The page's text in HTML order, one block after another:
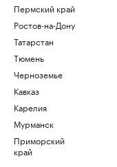
Пермский край
Ростов-на-Дону
Татарстан
Тюмень
Черноземье
Кавказ
Карелия
Мурманск
Приморский
край